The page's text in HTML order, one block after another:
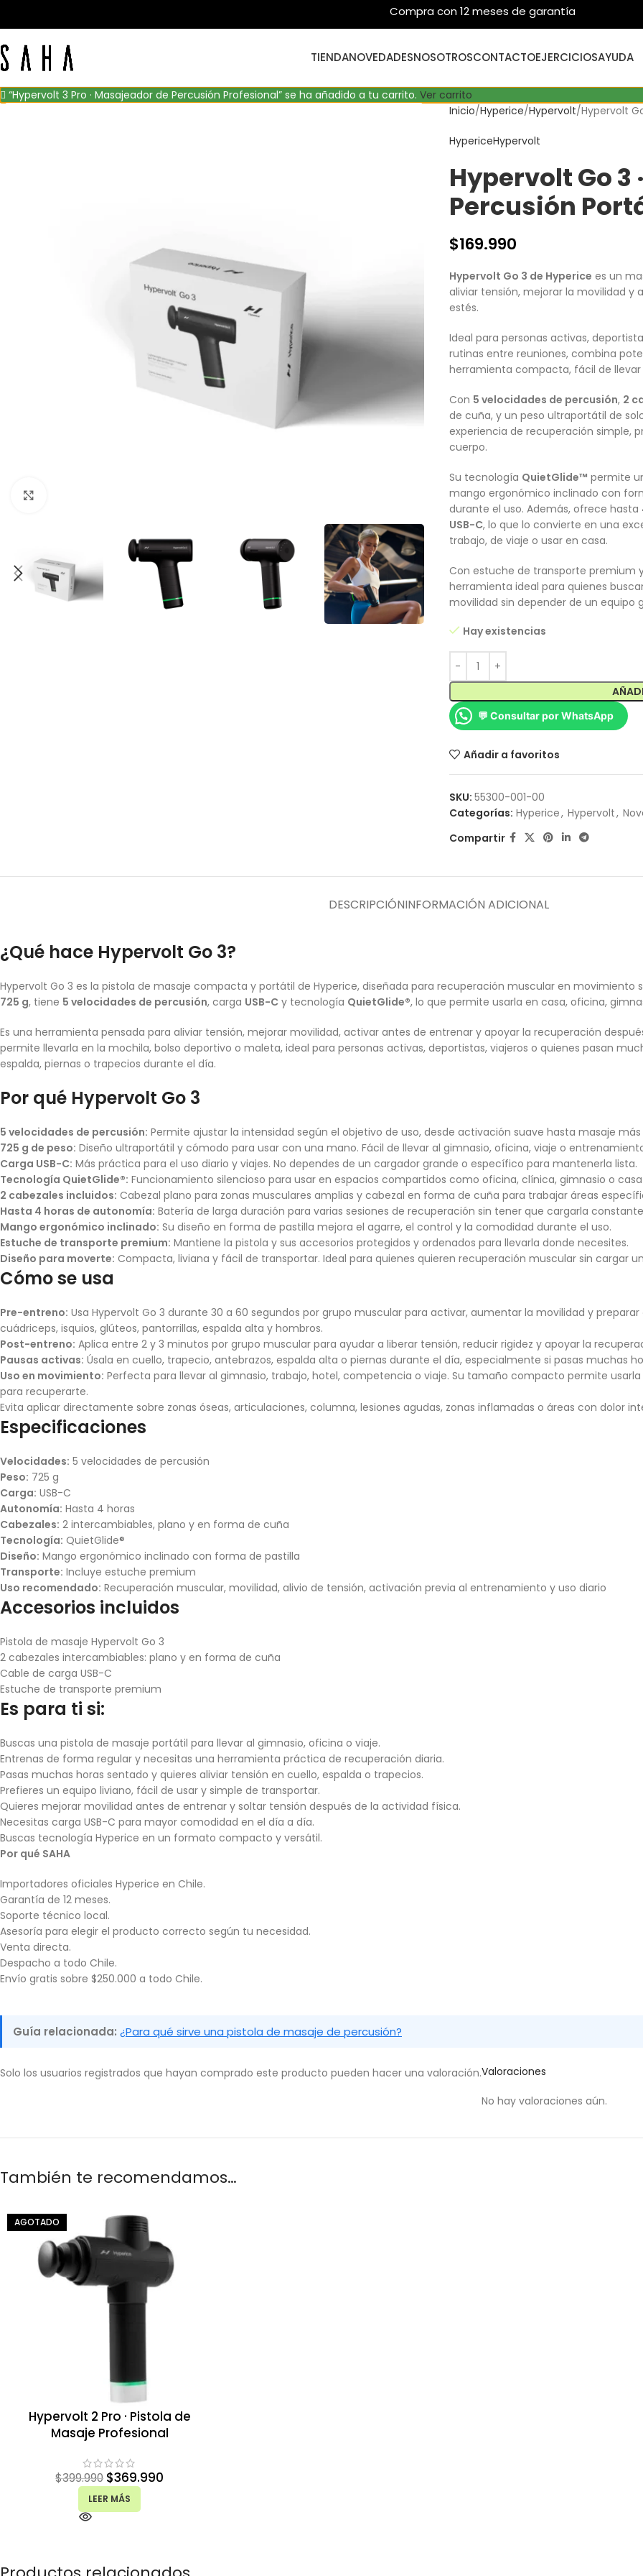
Compra con 12 meses de garantía
TIENDANOVEDADESNOSOTROSCONTACTOEJERCICIOSAYUDA
“Hypervolt 3 Pro · Masajeador de Percusión Profesional” se ha añadido a tu carrito. Ver carrito
Inicio Hyperice Hypervolt Hypervolt
HypericeHypervolt
Hypervolt Go 3
Percusión
$169.990
Hypervolt Go 3 de Hyperice es un
aliviar tensión, mejorar la movilidad
estés.
Ideal para personas activas,
rutinas entre reuniones, combina
herramienta compacta, fácil de
Con 5 velocidades de percusión, 2
de cuña, y un peso ultraportátil de
experiencia de recuperación simple,
cuerpo.
Su tecnología QuietGlide™ permite
mango ergonómico inclinado con
durante el uso. Además, ofrece hasta
USB-C, lo que lo convierte en una
trabajo, de viaje o usar en casa.
Con estuche de transporte premium
herramienta ideal para quienes
movilidad sin depender de un equipo
Hay existencias
💬 Consultar por WhatsApp
Añadir a favoritos
SKU: 55300-001-00
Categorías: Hyperice, Hypervolt,
Compartir
DESCRIPCIÓNINFORMACIÓN ADICIONAL
¿Qué hace Hypervolt Go 3?
Hypervolt Go 3 es la pistola de masaje compacta y portátil de Hyperice, diseñada para recuperación muscular en movimiento
725 g, tiene 5 velocidades de percusión, carga USB-C y tecnología QuietGlide®, lo que permite usarla en casa, oficina,
Es una herramienta pensada para aliviar tensión, mejorar movilidad, activar antes de entrenar y apoyar la recuperación
permite llevarla en la mochila, bolso deportivo o maleta, ideal para personas activas, deportistas, viajeros o quienes pasan
espalda, piernas o trapecios durante el día.
Por qué Hypervolt Go 3
5 velocidades de percusión: Permite ajustar la intensidad según el objetivo de uso, desde activación suave hasta masaje
725 g de peso: Diseño ultraportátil y cómodo para usar con una mano. Fácil de llevar al gimnasio, oficina, viaje o
Carga USB-C: Más práctica para el uso diario y viajes. No dependes de un cargador grande o específico para mantenerla lista.
Tecnología QuietGlide®: Funcionamiento silencioso para usar en espacios compartidos como oficina, clínica, gimnasio o
2 cabezales incluidos: Cabezal plano para zonas musculares amplias y cabezal en forma de cuña para trabajar áreas
Hasta 4 horas de autonomía: Batería de larga duración para varias sesiones de recuperación sin tener que cargarla
Mango ergonómico inclinado: Su diseño en forma de pastilla mejora el agarre, el control y la comodidad durante el uso.
Estuche de transporte premium: Mantiene la pistola y sus accesorios protegidos y ordenados para llevarla donde necesites.
Diseño para moverte: Compacta, liviana y fácil de transportar. Ideal para quienes quieren recuperación muscular sin cargar
Cómo se usa
Pre-entreno: Usa Hypervolt Go 3 durante 30 a 60 segundos por grupo muscular para activar, aumentar la movilidad y
cuádriceps, isquios, glúteos, pantorrillas, espalda alta y hombros.
Post-entreno: Aplica entre 2 y 3 minutos por grupo muscular para ayudar a liberar tensión, reducir rigidez y apoyar la
Pausas activas: Úsala en cuello, trapecio, antebrazos, espalda alta o piernas durante el día, especialmente si pasas muchas
Uso en movimiento: Perfecta para llevar al gimnasio, trabajo, hotel, competencia o viaje. Su tamaño compacto permite
para recuperarte.
Evita aplicar directamente sobre zonas óseas, articulaciones, columna, lesiones agudas, zonas inflamadas o áreas con dolor
Especificaciones
Velocidades: 5 velocidades de percusión
Peso: 725 g
Carga: USB-C
Autonomía: Hasta 4 horas
Cabezales: 2 intercambiables, plano y en forma de cuña
Tecnología: QuietGlide®
Diseño: Mango ergonómico inclinado con forma de pastilla
Transporte: Incluye estuche premium
Uso recomendado: Recuperación muscular, movilidad, alivio de tensión, activación previa al entrenamiento y uso diario
Accesorios incluidos
Pistola de masaje Hypervolt Go 3
2 cabezales intercambiables: plano y en forma de cuña
Cable de carga USB-C
Estuche de transporte premium
Es para ti si:
Buscas una pistola de masaje portátil para llevar al gimnasio, oficina o viaje.
Entrenas de forma regular y necesitas una herramienta práctica de recuperación diaria.
Pasas muchas horas sentado y quieres aliviar tensión en cuello, espalda o trapecios.
Prefieres un equipo liviano, fácil de usar y simple de transportar.
Quieres mejorar movilidad antes de entrenar y soltar tensión después de la actividad física.
Necesitas carga USB-C para mayor comodidad en el día a día.
Buscas tecnología Hyperice en un formato compacto y versátil.
Por qué SAHA
Importadores oficiales Hyperice en Chile.
Garantía de 12 meses.
Soporte técnico local.
Asesoría para elegir el producto correcto según tu necesidad.
Venta directa.
Despacho a todo Chile.
Envío gratis sobre $250.000 a todo Chile.
Guía relacionada: ¿Para qué sirve una pistola de masaje de percusión?
Valoraciones
No hay valoraciones aún.
Solo los usuarios registrados que hayan comprado este producto pueden hacer una valoración.
También te recomendamos…
AGOTADO
Hypervolt 2 Pro · Pistola de
Masaje Profesional
$399.990 $369.990
LEER MÁS